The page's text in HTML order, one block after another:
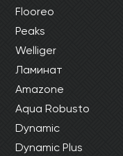
Flooreo
Peaks
Welliger
Ламинат
Amazone
Aqua Robusto
Dynamic
Dynamic Plus